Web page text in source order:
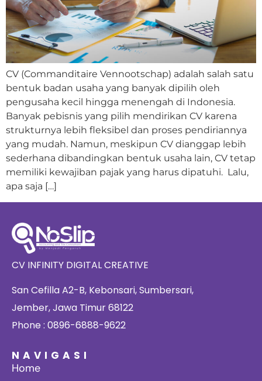
CV (Commanditaire Vennootschap) adalah salah satu
bentuk badan usaha yang banyak dipilih oleh
pengusaha kecil hingga menengah di Indonesia.
Banyak pebisnis yang pilih mendirikan CV karena
strukturnya lebih fleksibel dan proses pendiriannya
yang mudah. Namun, meskipun CV dianggap lebih
sederhana dibandingkan bentuk usaha lain, CV tetap
memiliki kewajiban pajak yang harus dipatuhi. Lalu,
apa saja […]
CV INFINITY DIGITAL CREATIVE
San Cefilla A2-B, Kebonsari, Sumbersari,
Jember, Jawa Timur 68122
Phone : 0896-6888-9622
NAVIGASI
Home